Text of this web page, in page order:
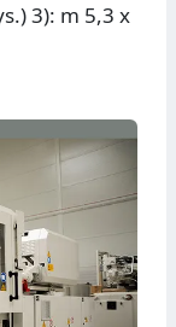
3): m 5,3 x